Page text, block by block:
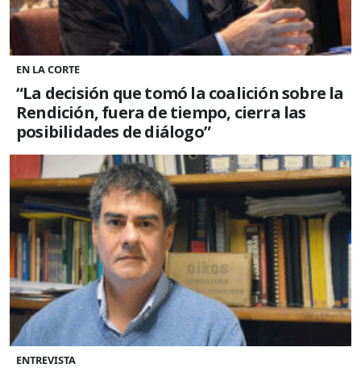
EN LA CORTE
“La decisión que tomó la coalición sobre la
Rendición, fuera de tiempo, cierra las
posibilidades de diálogo”
ENTREVISTA